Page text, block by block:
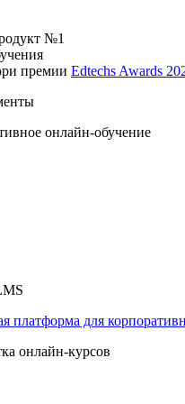
№1
премии Edtechs Awards
онлайн-обучение
платформа для
онлайн-курсов